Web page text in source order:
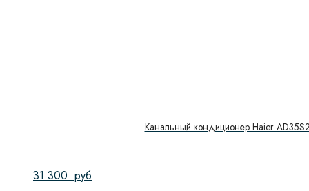
Канальный кондиционер Haier
31 300 руб